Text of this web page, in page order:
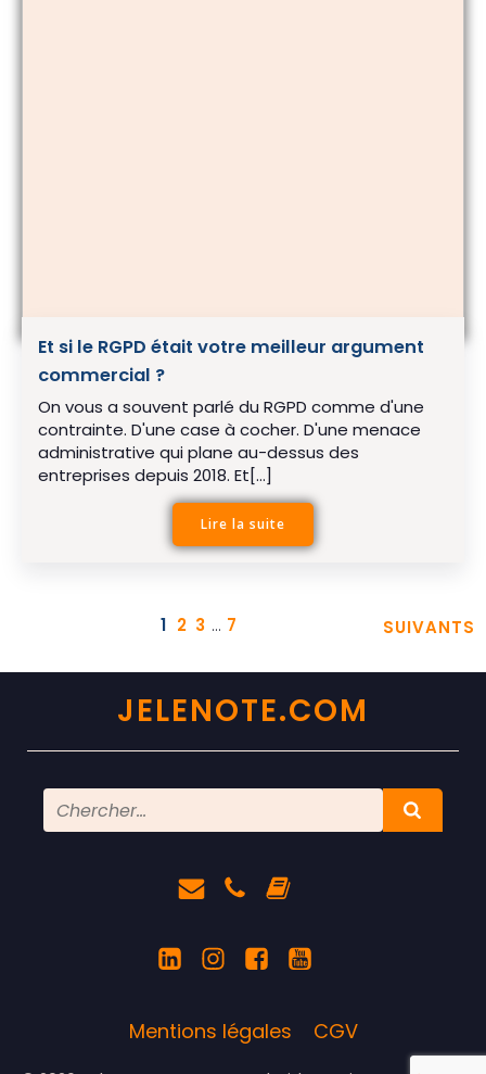
Et si le RGPD était votre meilleur argument
commercial ?
On vous a souvent parlé du RGPD comme d'une
contrainte. D'une case à cocher. D'une menace
administrative qui plane au-dessus des
entreprises depuis 2018. Et[…]
Lire la suite
1 2 3 … 7 SUIVANTS
JELENOTE.COM
Mentions légales CGV